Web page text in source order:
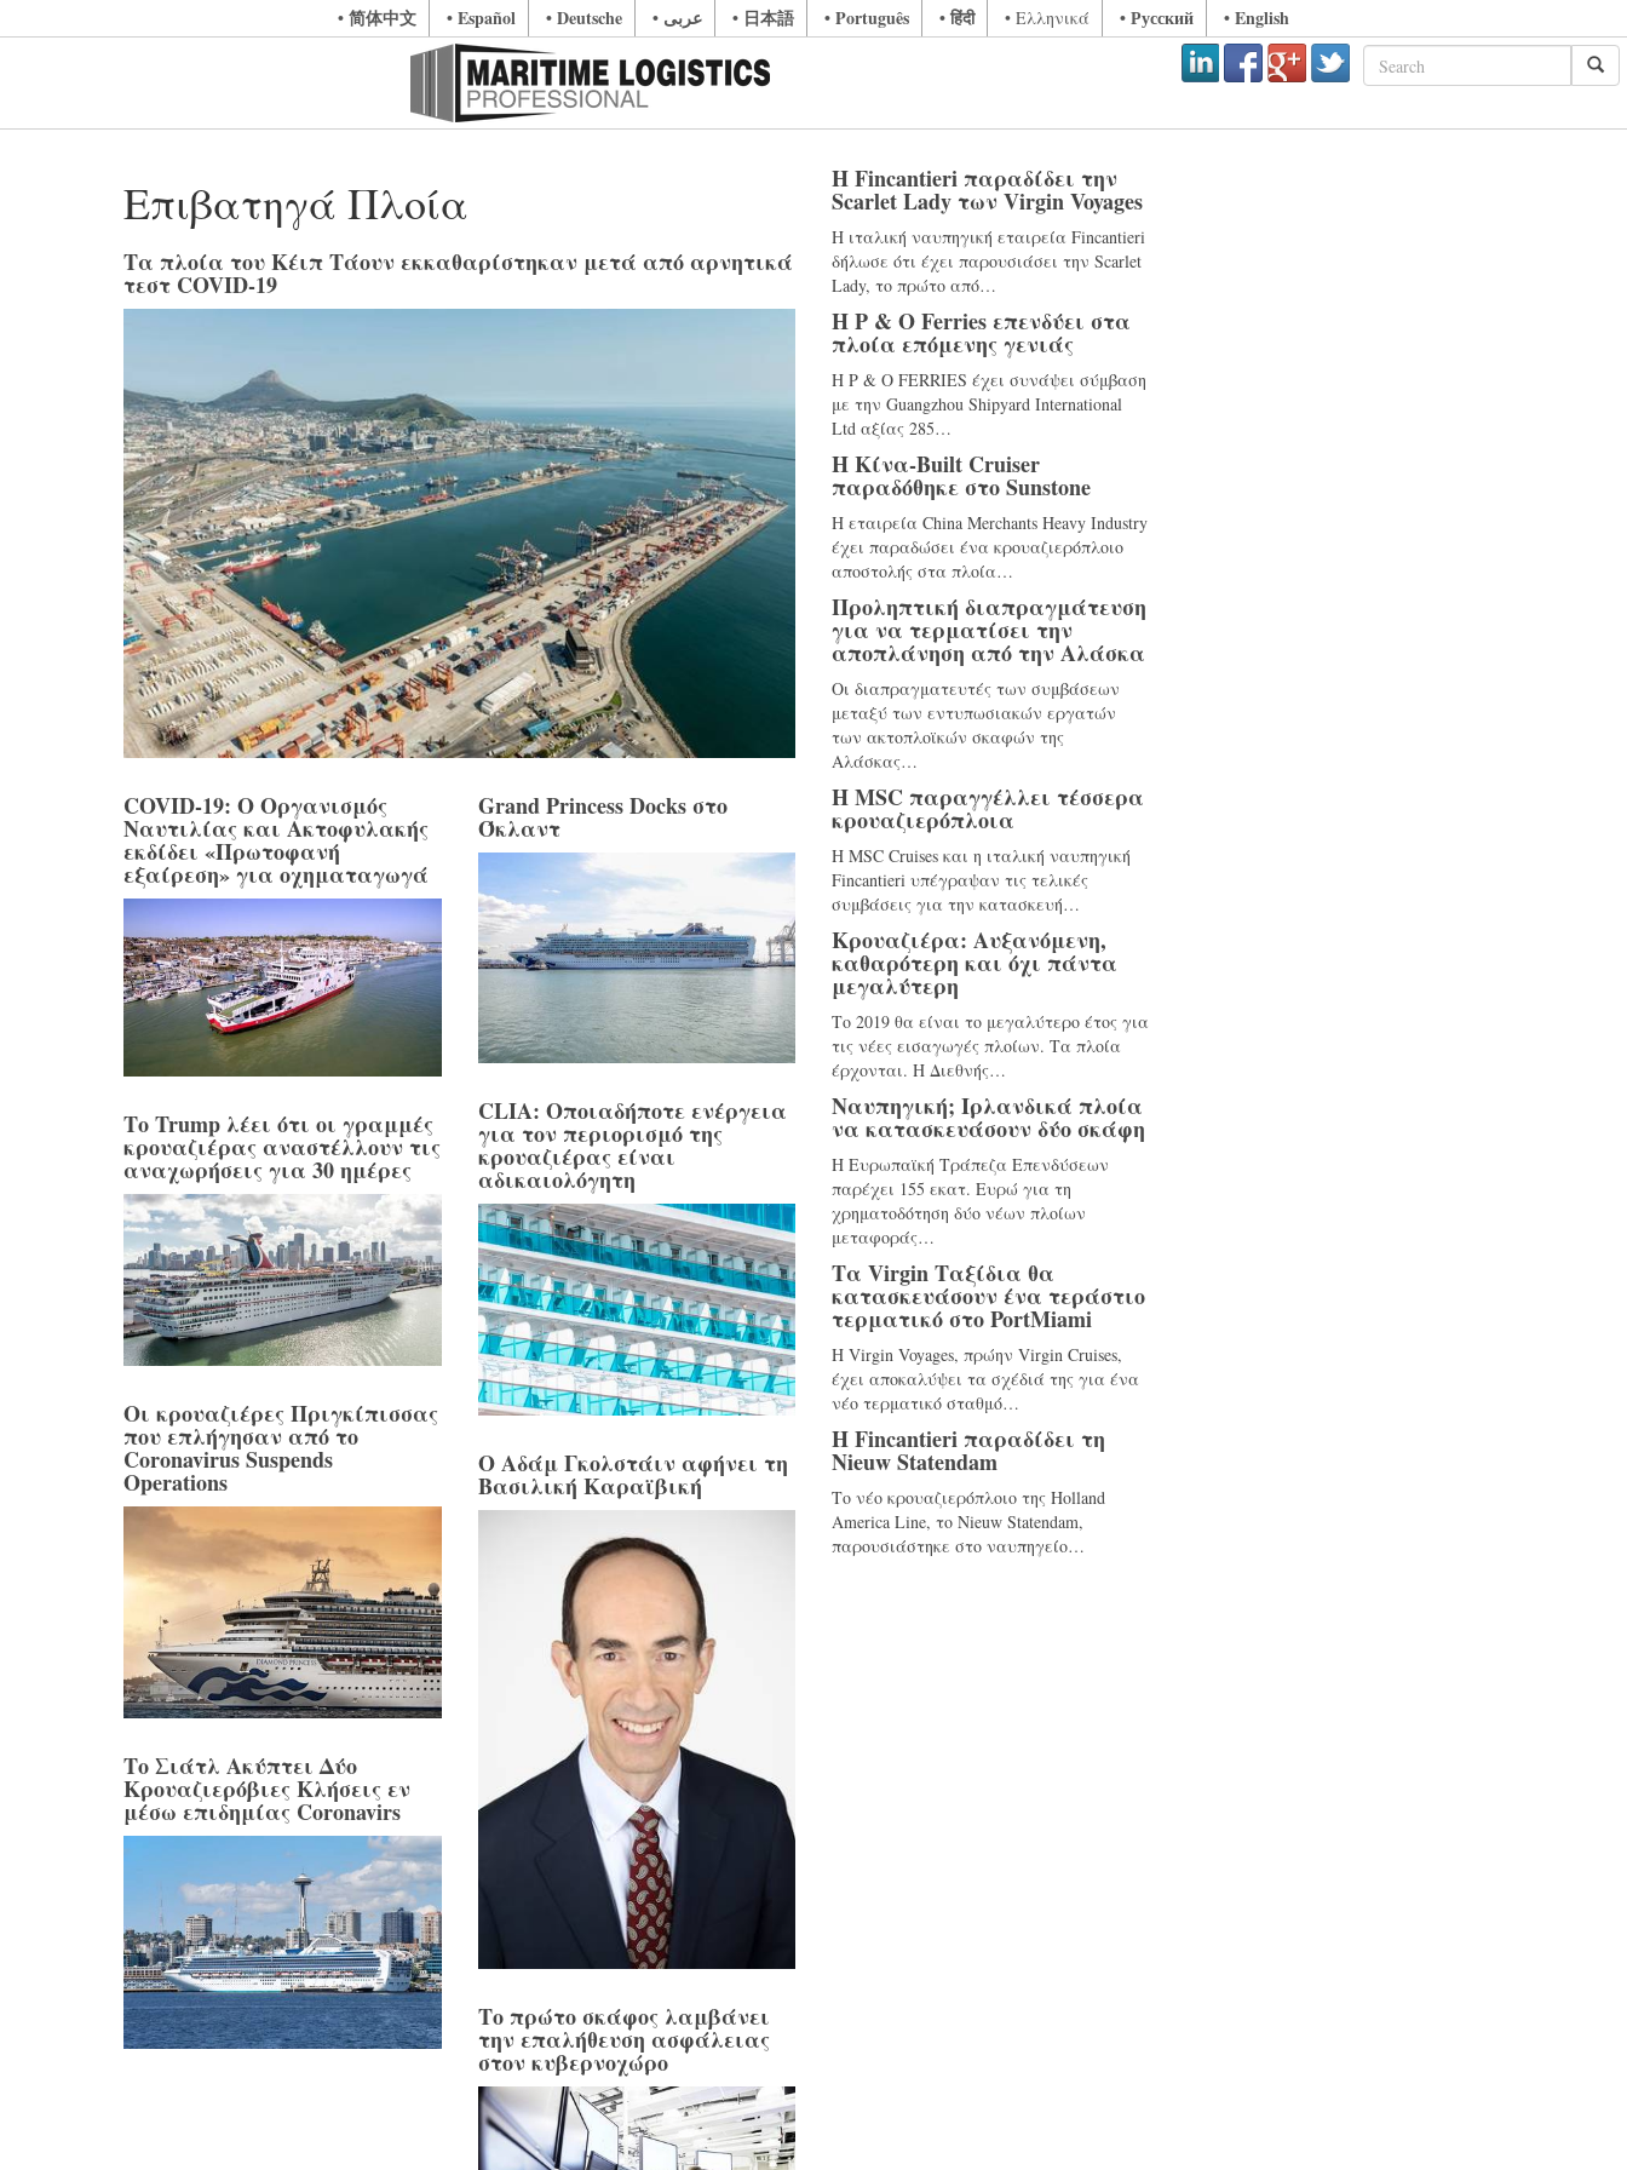
• 简体中文 • Español • Deutsche • عربى • 日本語 • Português • हिंदी • Ελληνικά • Русский • English
Επιβατηγά Πλοία
Τα πλοία του Κέιπ Τάουν εκκαθαρίστηκαν μετά από αρνητικά
τεστ COVID-19
COVID-19: Ο Οργανισμός
Ναυτιλίας και Ακτοφυλακής
εκδίδει «Πρωτοφανή
εξαίρεση» για οχηματαγωγά
Το Trump λέει ότι οι γραμμές
κρουαζιέρας αναστέλλουν τις
αναχωρήσεις για 30 ημέρες
Οι κρουαζιέρες Πριγκίπισσας
που επλήγησαν από το
Coronavirus Suspends
Operations
Το Σιάτλ Ακύπτει Δύο
Κρουαζιερόβιες Κλήσεις εν
μέσω επιδημίας Coronavirs
Grand Princess Docks στο
Όκλαντ
CLIA: Οποιαδήποτε ενέργεια
για τον περιορισμό της
κρουαζιέρας είναι
αδικαιολόγητη
Ο Αδάμ Γκολστάιν αφήνει τη
Βασιλική Καραϊβική
Το πρώτο σκάφος λαμβάνει
την επαλήθευση ασφάλειας
στον κυβερνοχώρο
Η Fincantieri παραδίδει την
Scarlet Lady των Virgin Voyages
Η ιταλική ναυπηγική εταιρεία Fincantieri
δήλωσε ότι έχει παρουσιάσει την Scarlet
Lady, το πρώτο από…
Η P & O Ferries επενδύει στα
πλοία επόμενης γενιάς
Η P & O FERRIES έχει συνάψει σύμβαση
με την Guangzhou Shipyard International
Ltd αξίας 285…
Η Κίνα-Built Cruiser
παραδόθηκε στο Sunstone
Η εταιρεία China Merchants Heavy Industry
έχει παραδώσει ένα κρουαζιερόπλοιο
αποστολής στα πλοία…
Προληπτική διαπραγμάτευση
για να τερματίσει την
αποπλάνηση από την Αλάσκα
Οι διαπραγματευτές των συμβάσεων
μεταξύ των εντυπωσιακών εργατών
των ακτοπλοϊκών σκαφών της
Αλάσκας…
Η MSC παραγγέλλει τέσσερα
κρουαζιερόπλοια
Η MSC Cruises και η ιταλική ναυπηγική
Fincantieri υπέγραψαν τις τελικές
συμβάσεις για την κατασκευή…
Κρουαζιέρα: Αυξανόμενη,
καθαρότερη και όχι πάντα
μεγαλύτερη
Το 2019 θα είναι το μεγαλύτερο έτος για
τις νέες εισαγωγές πλοίων. Τα πλοία
έρχονται. Η Διεθνής…
Ναυπηγική; Ιρλανδικά πλοία
να κατασκευάσουν δύο σκάφη
Η Ευρωπαϊκή Τράπεζα Επενδύσεων
παρέχει 155 εκατ. Ευρώ για τη
χρηματοδότηση δύο νέων πλοίων
μεταφοράς…
Τα Virgin Ταξίδια θα
κατασκευάσουν ένα τεράστιο
τερματικό στο PortMiami
Η Virgin Voyages, πρώην Virgin Cruises,
έχει αποκαλύψει τα σχέδιά της για ένα
νέο τερματικό σταθμό…
Η Fincantieri παραδίδει τη
Nieuw Statendam
Το νέο κρουαζιερόπλοιο της Holland
America Line, το Nieuw Statendam,
παρουσιάστηκε στο ναυπηγείο…